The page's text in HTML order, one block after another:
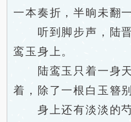
一本奏折，半晌未翻一
听到脚步声，陆晋
鸾玉身上。
陆鸾玉只着一身天
着，除了一根白玉簪
身上还有淡淡的芍